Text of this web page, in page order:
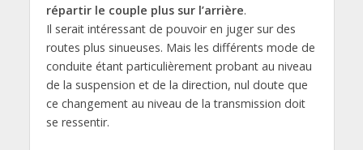
répartir le couple plus sur l’arrière.
Il serait intéressant de pouvoir en juger sur des
routes plus sinueuses. Mais les différents mode de
conduite étant particulièrement probant au niveau
de la suspension et de la direction, nul doute que
ce changement au niveau de la transmission doit
se ressentir.